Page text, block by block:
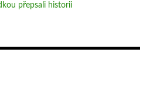
přepsali historii